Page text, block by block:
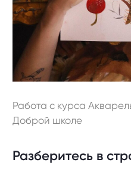
Работа с курса
Доброй школе
Разберитесь в